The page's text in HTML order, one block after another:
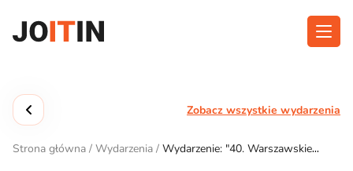
treści
FunkcjonalnośćZobacz wszystkie wydarzenia
Strona główna / Wydarzenia / Wydarzenie: "40. Warszawskie